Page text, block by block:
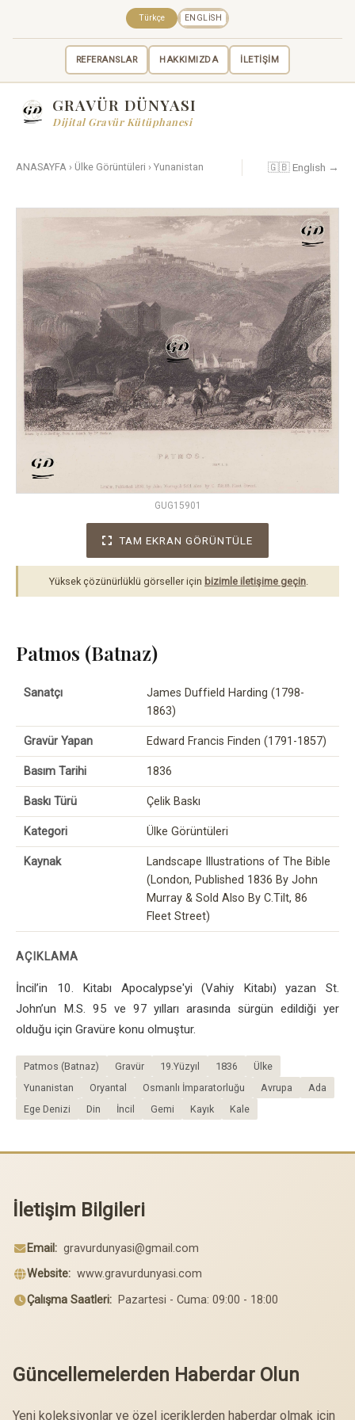
REFERANSLAR HAKKIMIZDA İLETİŞİM
Türkçe ENGLISH
GRAVÜR DÜNYASI
Dijital Gravür Kütüphanesi
ANASAYFA › Ülke Görüntüleri › Yunanistan 🇬🇧 English →
GUG15901
TAM EKRAN GÖRÜNTÜLE
Yüksek çözünürlüklü görseller için bizimle iletişime geçin
Patmos (Batnaz)
Sanatçı
James Duffield Harding (1798-
1863)
Gravür Yapan Edward Francis Finden (1791-1857)
Basım Tarihi 1836
Baskı Türü Çelik Baskı
Kategori Ülke Görüntüleri
Kaynak
Landscape Illustrations of The Bible
(London, Published 1836 By John
Murray & Sold Also By C.Tilt, 86
Fleet Street)
AÇIKLAMA
İncil’in 10. Kitabı Apocalypse'yi (Vahiy Kitabı) yazan St.
John’un M.S. 95 ve 97 yılları arasında sürgün edildiği yer
olduğu için Gravüre konu olmuştur.
Patmos (Batnaz) Gravür 19.Yüzyıl 1836
Ülke
Yunanistan
Oryantal Osmanlı İmparatorluğu Avrupa
Ada
Ege Denizi
Din İncil Gemi Kayık Kale
İletişim Bilgileri
Email: gravurdunyasi@gmail.com
Website: www.gravurdunyasi.com
Çalışma Saatleri: Pazartesi - Cuma: 09:00 - 18:00
Güncellemelerden Haberdar Olun
Yeni koleksiyonlar ve özel içeriklerden haberdar olmak için